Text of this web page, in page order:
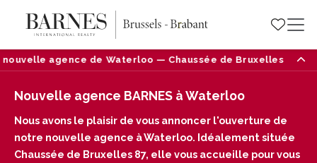
agence de Waterloo — Chaussée de Bruxelles 87,
Nouvelle agence BARNES à Waterloo
Nous avons le plaisir de vous annoncer l'ouverture de
notre nouvelle agence à Waterloo. Idéalement située
Chaussée de Bruxelles 87, elle vous accueille pour vous